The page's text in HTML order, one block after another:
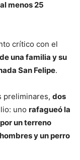
al menos 25
crítico con el
una familia y su
San Felipe.
preliminares, dos
uno rafagueó la
un terreno
y un perro